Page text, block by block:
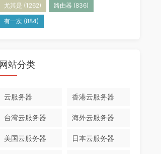
尤其是 (1262) 路由器 (836)
有一次 (884)
网站分类
云服务器 香港云服务器
台湾云服务器 海外云服务器
美国云服务器 日本云服务器